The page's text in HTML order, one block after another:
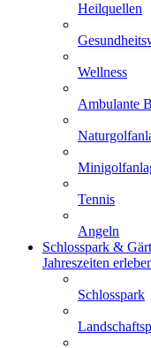
Heilquellen
Wellness
Ambulante
Tennis
Angeln
Schlosspark &
Jahreszeiten
Schlosspark